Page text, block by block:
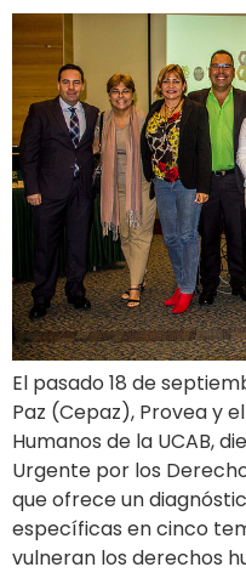
El pasado 18 de
Paz (Cepaz), Provea y
Humanos de la UCAB,
Urgente por los
que ofrece un
específicas en cinco
vulneran los derechos